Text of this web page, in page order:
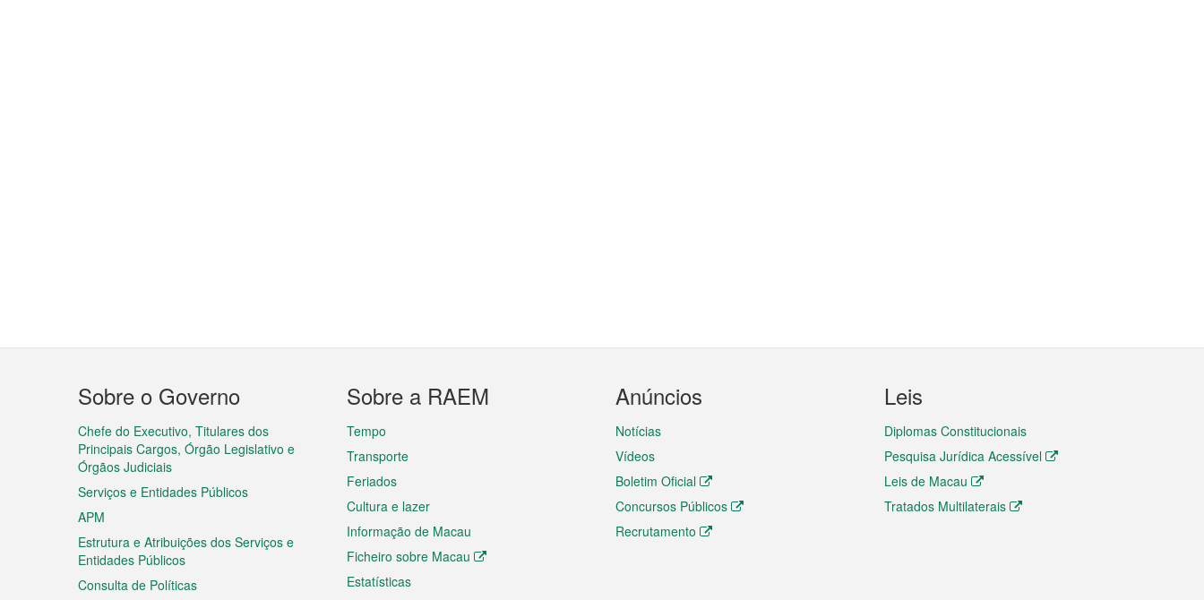
Menu
do
rodapé
Sobre o Governo
Chefe do Executivo, Titulares dos
Principais Cargos, Órgão Legislativo e
Órgãos Judiciais
Serviços e Entidades Públicos
APM
Estrutura e Atribuições dos Serviços e
Entidades Públicos
Consulta de Políticas
Sobre a RAEM
Tempo
Transporte
Feriados
Cultura e lazer
Informação de Macau
Ficheiro sobre Macau
Estatísticas
Anúncios
Notícias
Vídeos
Boletim Oficial
Concursos Públicos
Recrutamento
Leis
Diplomas Constitucionais
Pesquisa Jurídica Acessível
Leis de Macau
Tratados Multilaterais